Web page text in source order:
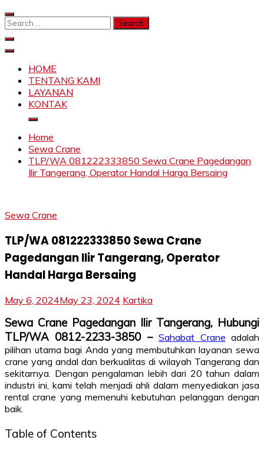
Skip
to
Search
SKYLIFTHOME
TENTANG KAMI
LAYANAN
KONTAK
Home
Sewa Crane
TLP/WA 081222333850 Sewa Crane Pagedangan
Ilir Tangerang, Operator Handal Harga Bersaing
Sewa Crane
TLP/WA 081222333850 Sewa Crane
Pagedangan Ilir Tangerang, Operator
Handal Harga Bersaing
May 6, 2024May 23, 2024 Kartika
Sewa Crane Pagedangan Ilir Tangerang, Hubungi
TLP/WA 0812-2233-3850 –Sahabat Crane adalah
pilihan utama bagi Anda yang membutuhkan layanan sewa
crane yang andal dan berkualitas di wilayah Tangerang dan
sekitarnya. Dengan pengalaman lebih dari 20 tahun dalam
industri ini, kami telah menjadi ahli dalam menyediakan jasa
rental crane yang memenuhi kebutuhan pelanggan dengan
baik.
Table of Contents